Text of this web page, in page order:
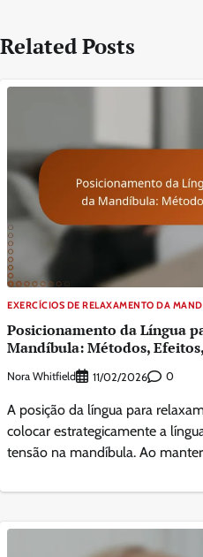
Related Posts
EXERCÍCIOS DE RELAXAMENTO DA
Posicionamento da Língua
Mandíbula: Métodos,
Nora Whitfield 11/02/2026 0
A posição da língua para
colocar estrategicamente a
tensão na mandíbula. Ao